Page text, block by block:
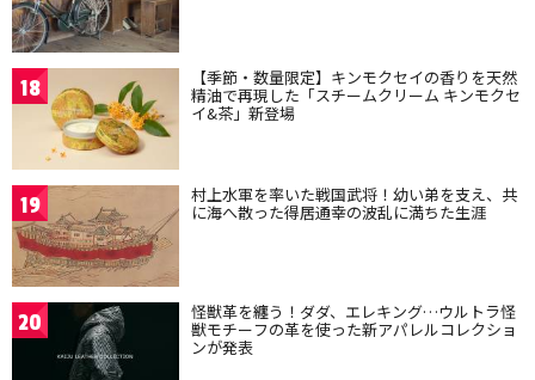
18 【季節・数量限定】キンモクセイの香りを天然
精油で再現した「スチームクリーム キンモクセ
イ&茶」新登場
19 村上水軍を率いた戦国武将！幼い弟を支え、共
に海へ散った得居通幸の波乱に満ちた生涯
20 怪獣革を纏う！ダダ、エレキング…ウルトラ怪
獣モチーフの革を使った新アパレルコレクショ
ンが発表